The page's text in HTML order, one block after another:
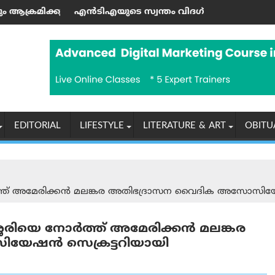
തുർക്കിയെയും സൗദി അറേബ്യയും പാക്കിസ്താനും
സ്വന്തം വിദഗ്ധർ തന്നെ പണത്തിനു വേണ്ടിയുപിഐ
EDITORIAL LIFESTYLE LITERATURE & ART
അമേരിക്കന്‍ മലങ്കര അതിഭദ്രാസന വൈദിക
നോര്‍ത്ത് അമേരിക്കന്‍ മലങ്കര
സെക്രട്ടറിയായി